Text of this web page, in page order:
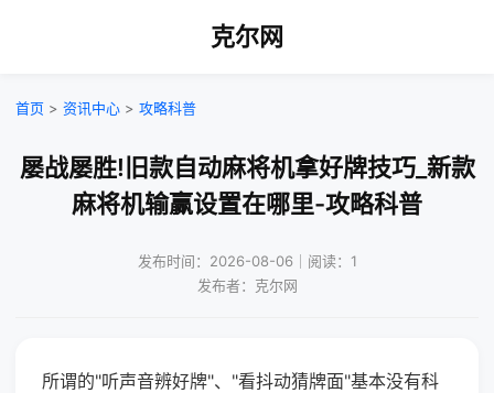
克尔网
首页 > 资讯中心 > 攻略科普
屡战屡胜!旧款自动麻将机拿好牌技巧_新款
麻将机输赢设置在哪里-攻略科普
发布时间：2026-08-06｜阅读：1
发布者：克尔网
所谓的"听声音辨好牌"、"看抖动猜牌面"基本没有科